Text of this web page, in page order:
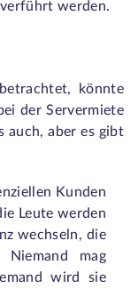
werden.
könnte
der Servermiete
auch, aber es gibt
Kunden
Leute werden
wechseln, die
mag
wird sie